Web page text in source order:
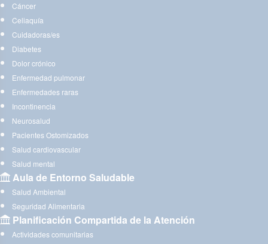
Cáncer
Celiaquía
Cuidadoras/es
Diabetes
Dolor crónico
Enfermedad pulmonar
Enfermedades raras
Incontinencia
Neurosalud
Pacientes Ostomizados
Salud cardiovascular
Salud mental
Aula de Entorno Saludable
Salud Ambiental
Seguridad Alimentaria
Planificación Compartida de la Atención
Actividades comunitarias